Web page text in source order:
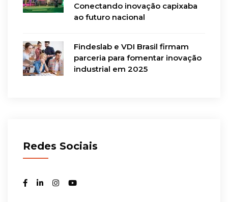
Conectando inovação capixaba
ao futuro nacional
Findeslab e VDI Brasil firmam
parceria para fomentar inovação
industrial em 2025
Redes Sociais